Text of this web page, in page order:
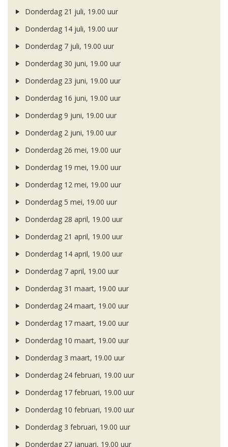
Donderdag 21 juli, 19.00 uur
Donderdag 14 juli, 19.00 uur
Donderdag 7 juli, 19.00 uur
Donderdag 30 juni, 19.00 uur
Donderdag 23 juni, 19.00 uur
Donderdag 16 juni, 19.00 uur
Donderdag 9 juni, 19.00 uur
Donderdag 2 juni, 19.00 uur
Donderdag 26 mei, 19.00 uur
Donderdag 19 mei, 19.00 uur
Donderdag 12 mei, 19.00 uur
Donderdag 5 mei, 19.00 uur
Donderdag 28 april, 19.00 uur
Donderdag 21 april, 19.00 uur
Donderdag 14 april, 19.00 uur
Donderdag 7 april, 19.00 uur
Donderdag 31 maart, 19.00 uur
Donderdag 24 maart, 19.00 uur
Donderdag 17 maart, 19.00 uur
Donderdag 10 maart, 19.00 uur
Donderdag 3 maart, 19.00 uur
Donderdag 24 februari, 19.00 uur
Donderdag 17 februari, 19.00 uur
Donderdag 10 februari, 19.00 uur
Donderdag 3 februari, 19.00 uur
Donderdag 27 januari, 19.00 uur